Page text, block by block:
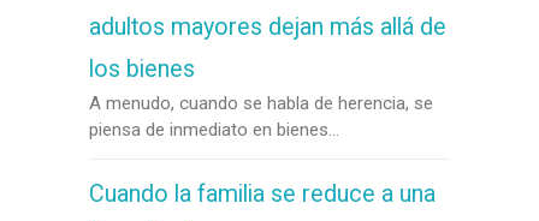
adultos mayores dejan más allá de
los bienes
A menudo, cuando se habla de herencia, se
piensa de inmediato en bienes...
Cuando la familia se reduce a una